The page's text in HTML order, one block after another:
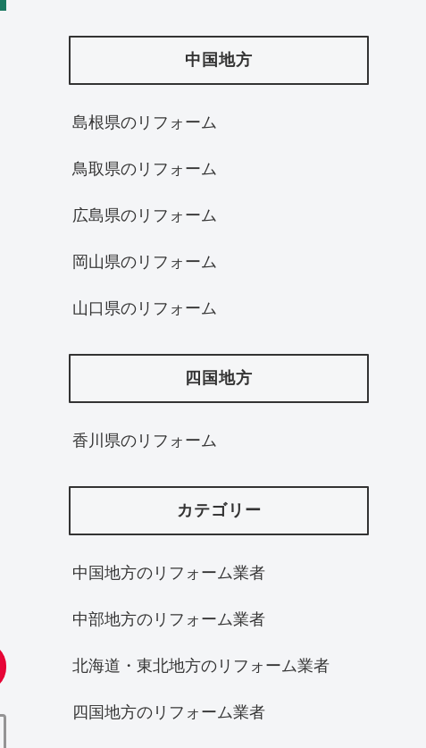
中国地方
島根県のリフォーム
鳥取県のリフォーム
広島県のリフォーム
岡山県のリフォーム
山口県のリフォーム
四国地方
香川県のリフォーム
カテゴリー
中国地方のリフォーム業者
中部地方のリフォーム業者
北海道・東北地方のリフォーム業者
四国地方のリフォーム業者